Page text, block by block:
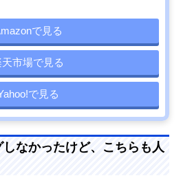
で見る
天市場で見る
で見る
なかったけど、こちらも人